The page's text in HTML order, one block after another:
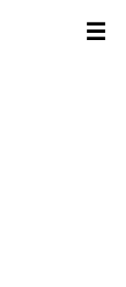
☰